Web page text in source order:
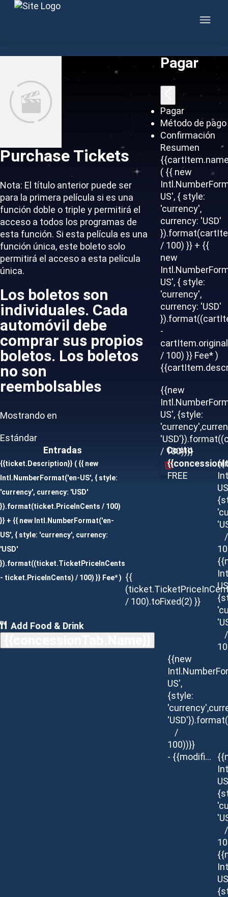
Skip to content
Purchase Tickets
Nota: El título anterior puede ser
para la primera película si es una
función doble o triple y permitirá el
acceso a todos los programas de
esta función. Si esta película es una
función única, este boleto solo
permitirá el acceso a esta película
única.
Los boletos son
individuales. Cada
automóvil debe
comprar sus propios
boletos. Los boletos
no son
reembolsables
Mostrando en
Estándar
Entradas
Costo
{{ticket.Description}} ( {{ new
Intl.NumberFormat('en-US', { style:
'currency', currency: 'USD'
}).format(ticket.PriceInCents / 100)
}} + {{ new Intl.NumberFormat('en-
US', { style: 'currency', currency:
'USD'
}).format((ticket.TicketPriceInCents
- ticket.PriceInCents) / 100) }} Fee* ) {{
/ 100).toFixed(2) }}
Add Food & Drink
Pagar
Pagar
Método de pago
Confirmación
Resumen
( {{ new
US', { style:
'currency',
currency: 'USD'
/ 100) }} + {{
new
US', { style:
'currency',
currency: 'USD'
-
/ 100) }} Fee* )
{{new
US', {style:
/ 100))}}
FREE
/
/
{{new
US',
{style:
/
100))}}
- {{modifier.description}}
/